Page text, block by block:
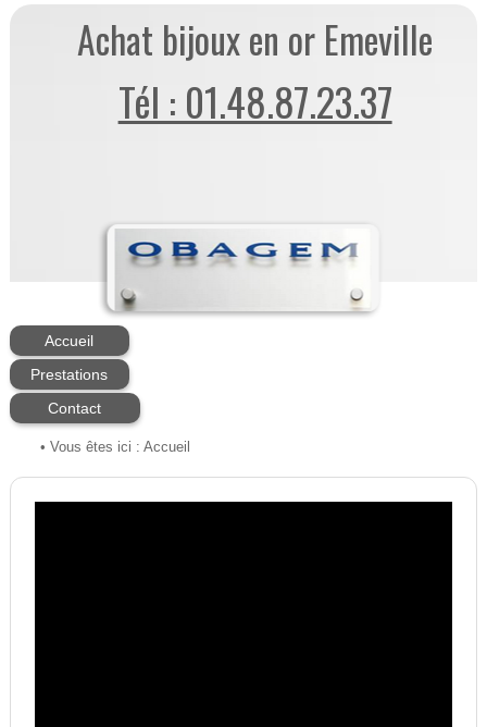
Achat bijoux en or Emeville
Tél : 01.48.87.23.37
Accueil
Prestations
Contact
• Vous êtes ici : Accueil